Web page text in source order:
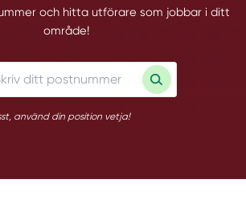
och hitta utförare som jobbar i ditt
område!
använd din position vetja!